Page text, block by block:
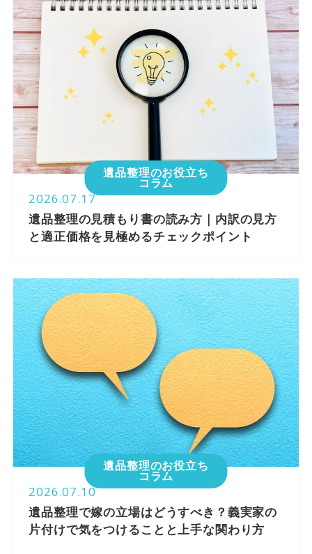
遺品整理のお役立ち
コラム
2026.07.17
遺品整理の見積もり書の読み方｜内訳の見方
と適正価格を見極めるチェックポイント
遺品整理のお役立ち
コラム
2026.07.10
遺品整理で嫁の立場はどうすべき？義実家の
片付けで気をつけることと上手な関わり方